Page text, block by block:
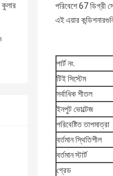
কুলার
পরিবেশে 67 ডিগ্রী
এই এয়ার
পার্ট নং.
টিই সিস্টেম
সর্বাধিক শীতল
ইনপুট ভোল্টেজ
পরিবেষ্টিত তাপমাত্রা
বর্তমান স্থিতিশীল
বর্তমান স্টার্ট
গ্রেড